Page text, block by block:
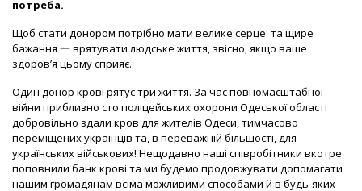
потреба.
Щоб стати донором потрібно мати велике серце та щире
бажання 一 врятувати людське життя, звісно, якщо ваше
здоров’я цьому сприяє.
Один донор крові рятує три життя. За час повномасштабної
війни приблизно сто поліцейських охорони Одеської області
добровільно здали кров для жителів Одеси, тимчасово
переміщених українців та, в переважній більшості, для
українських військових! Нещодавно наші співробітники вкотре
поповнили банк крові та ми будемо продовжувати допомагати
нашим громадянам всіма можливими способами й в будь-яких